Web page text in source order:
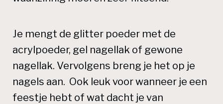
Je mengt de glitter poeder met de
acrylpoeder, gel nagellak of gewone
nagellak. Vervolgens breng je het op je
nagels aan. Ook leuk voor wanneer je een
feestje hebt of wat dacht je van